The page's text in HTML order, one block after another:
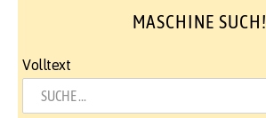
MASCHINE SUCH!
Volltext